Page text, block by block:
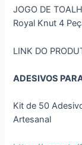
JOGO DE
Royal Knut 4
LINK DO
ADESIVOS
Kit de 50
Artesanal